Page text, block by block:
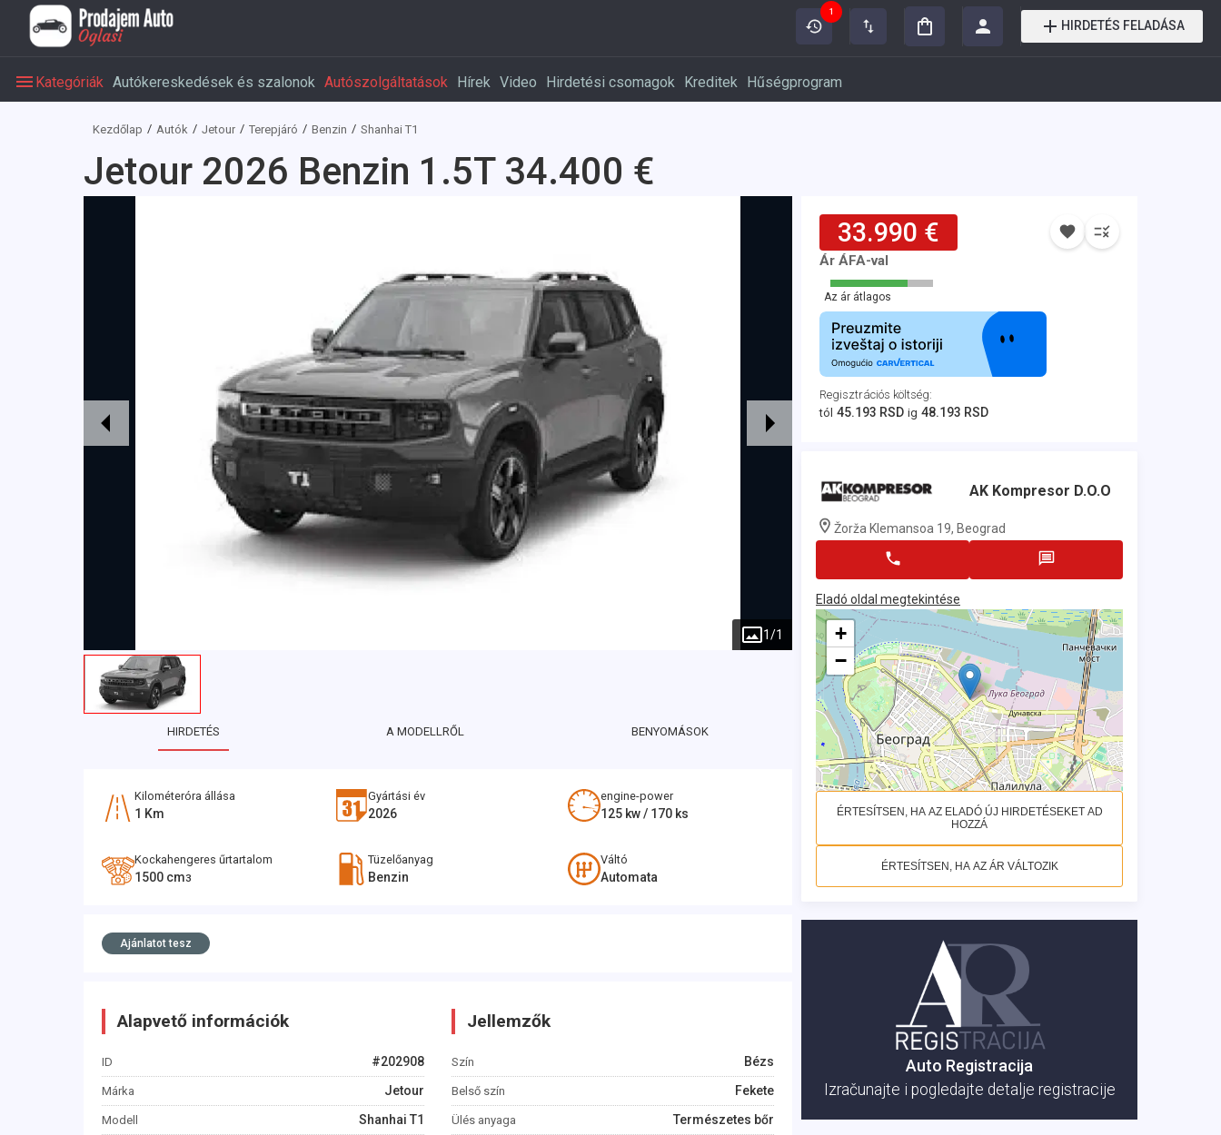
1
HIRDETÉS FELADÁSA
Kategóriák Autókereskedések és szalonok Autószolgáltatások Hírek Video Hirdetési csomagok Kreditek Hűségprogram
Kezdőlap Autók Jetour Terepjáró Benzin Shanhai T1
Jetour 2026 Benzin 1.5T 34.400 €
1/1
HIRDETÉS A MODELLRŐL BENYOMÁSOK
Kilométeróra állása
1 Km
Gyártási év
2026
engine-power
125 kw / 170 ks
Kockahengeres űrtartalom
1500 cm3
Tüzelőanyag
Benzin
Váltó
Automata
Ajánlatot tesz
Alapvető információk
ID #202908
Márka Jetour
Modell Shanhai T1
Jellemzők
Szín Bézs
Belső szín Fekete
Ülés anyaga Természetes bőr
33.990 €
Ár ÁFA-val
Az ár átlagos
Regisztrációs költség:
tól 45.193 RSD ig 48.193 RSD
AK Kompresor D.o.o
Žorža Klemansoa 19, Beograd
Eladó oldal megtekintése
+
−
ÉRTESÍTSEN, HA AZ ELADÓ ÚJ HIRDETÉSEKET AD
HOZZÁ
ÉRTESÍTSEN, HA AZ ÁR VÁLTOZIK
Auto Registracija
Izračunajte i pogledajte detalje registracije